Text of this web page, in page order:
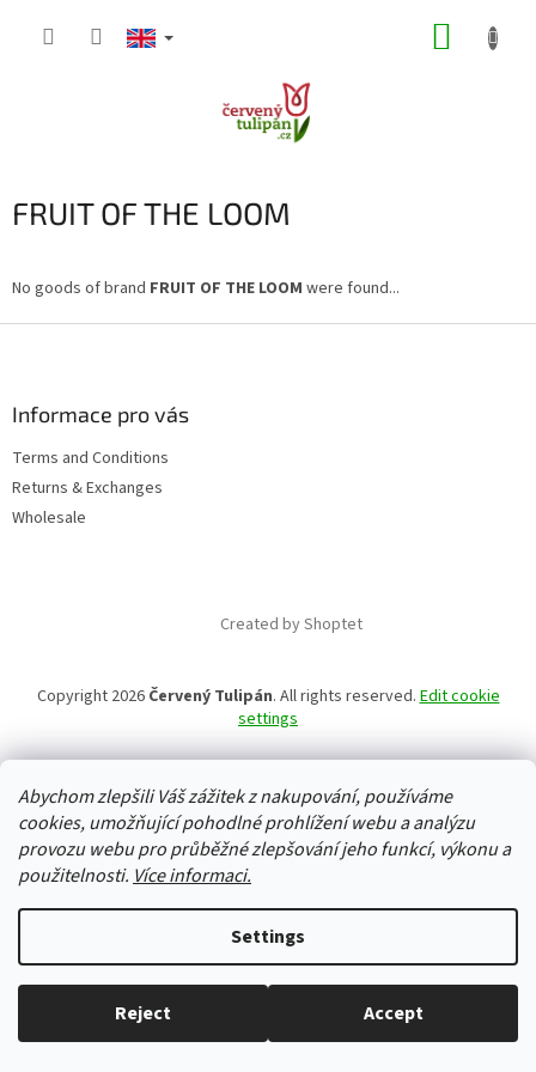
Abychom zlepšili Váš zážitek z nakupování, používáme
cookies, umožňující pohodlné prohlížení webu a analýzu
provozu webu pro průběžné zlepšování jeho funkcí, výkonu a
použitelnosti. Více informaci.
Settings
Reject Accept
Everything in stock, we ship every working day.
FRUIT OF THE LOOM
No goods of brand FRUIT OF THE LOOM were found...
Informace pro vás
Terms and Conditions
Returns & Exchanges
Wholesale
Created by Shoptet
Copyright 2026 Červený Tulipán. All rights reserved.Edit cookie
settings